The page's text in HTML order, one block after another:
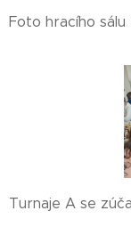
Foto hracího
Turnaje A se